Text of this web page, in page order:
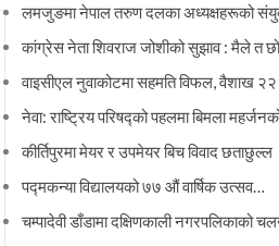
लमजुङमा नेपाल तरुण दलका अध्यक्षहरूको
कांग्रेस नेता शिवराज जोशीको सुझाव : मैले त
वाइसीएल नुवाकोटमा सहमति विफल, वैशाख २२
नेवा: राष्ट्रिय परिषद्को पहलमा बिमला
कीर्तिपुरमा मेयर र उपमेयर बिच विवाद छताछुल्ल
पद्मकन्या विद्यालयको ७७ औं ‌‌वार्षिक ‌उत्सव…
चम्पादेवी डाँडामा दक्षिणकाली नगरपलिकाको